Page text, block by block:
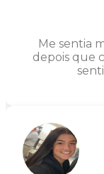
Me sentia
depois que